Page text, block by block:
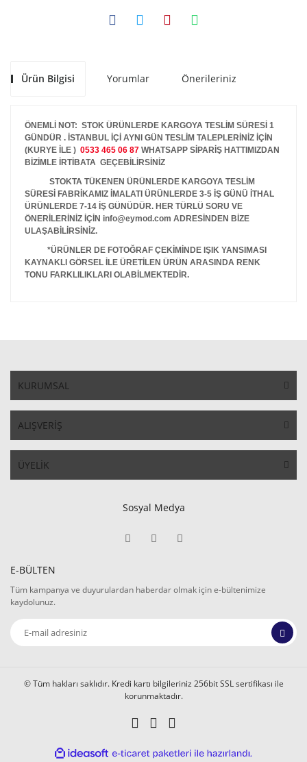
Ürün Bilgisi Yorumlar Önerileriniz
ÖNEMLİ NOT: STOK ÜRÜNLERDE KARGOYA TESLİM SÜRESİ 1
GÜNDÜR . İSTANBUL İÇİ AYNI GÜN TESLİM TALEPLERİNİZ İÇİN
(KURYE İLE ) 0533 465 06 87 WHATSAPP SİPARİŞ HATTIMIZDAN
BİZİMLE İRTİBATA GEÇEBİLİRSİNİZ
STOKTA TÜKENEN ÜRÜNLERDE KARGOYA TESLİM
SÜRESİ FABRİKAMIZ İMALATI ÜRÜNLERDE 3-5 İŞ GÜNÜ İTHAL
ÜRÜNLERDE 7-14 İŞ GÜNÜDÜR. HER TÜRLÜ SORU VE
ÖNERİLERİNİZ İÇİN info@eymod.com ADRESİNDEN BİZE
ULAŞABİLİRSİNİZ.
*ÜRÜNLER DE FOTOĞRAF ÇEKİMİNDE IŞIK YANSIMASI
KAYNAKLI GÖRSEL İLE ÜRETİLEN ÜRÜN ARASINDA RENK
TONU FARKLILIKLARI OLABİLMEKTEDİR.
KURUMSAL
ALIŞVERİŞ
ÜYELİK
Sosyal Medya
E-BÜLTEN
Tüm kampanya ve duyurulardan haberdar olmak için e-bültenimize
kaydolunuz.
© Tüm hakları saklıdır. Kredi kartı bilgileriniz 256bit SSL sertifikası ile
korunmaktadır.
ideasoft
e-